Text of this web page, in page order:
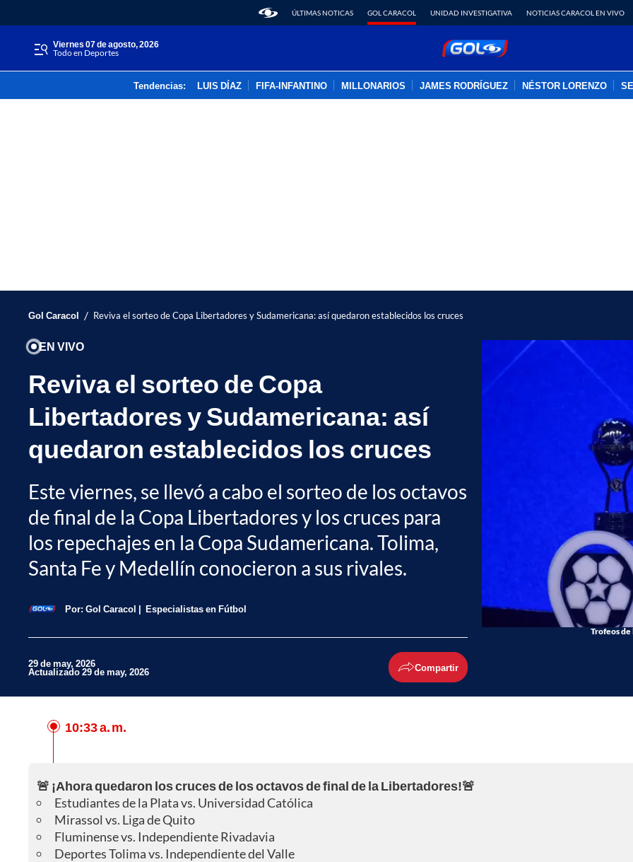
ÚLTIMAS NOTICAS GOL CARACOL UNIDAD INVESTIGATIVA NOTICIAS CARACOL EN VIVO
viernes 07 de agosto, 2026
Todo en Deportes
Tendencias: LUIS DÍAZ FIFA-INFANTINO MILLONARIOS JAMES RODRÍGUEZ NÉSTOR LORENZO
Gol Caracol / Reviva el sorteo de Copa Libertadores y Sudamericana: así quedaron establecidos los cruces
EN VIVO
Reviva el sorteo de Copa
Libertadores y Sudamericana: así
quedaron establecidos los cruces
Este viernes, se llevó a cabo el sorteo de los octavos
de final de la Copa Libertadores y los cruces para
los repechajes en la Copa Sudamericana. Tolima,
Santa Fe y Medellín conocieron a sus rivales.
Por: Gol Caracol Especialistas en Fútbol
29 de may, 2026
Actualizado 29 de may, 2026 Compartir
Whatsapp
Trofeos de
10:33 a. m.
🚨 ¡Ahora quedaron los cruces de los octavos de final de la Libertadores!🚨
Estudiantes de la Plata vs. Universidad Católica
Mirassol vs. Liga de Quito
Fluminense vs. Independiente Rivadavia
Deportes Tolima vs. Independiente del Valle